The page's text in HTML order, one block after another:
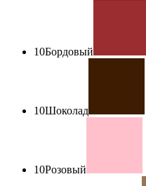
10Бордовый
10Шоколад
10Розовый